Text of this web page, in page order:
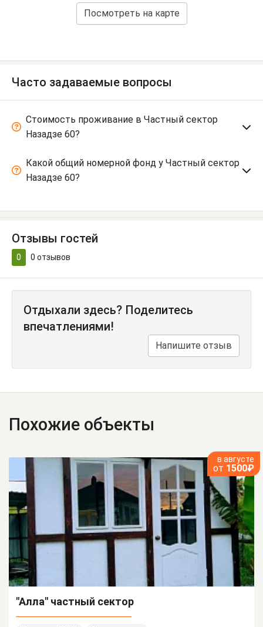
Посмотреть на карте
Часто задаваемые вопросы
Стоимость проживание в Частный сектор
Назадзе 60?
Какой общий номерной фонд у Частный сектор
Назадзе 60?
Отзывы гостей
0 0 отзывов
Отдыхали здесь? Поделитесь
впечатлениями!
Напишите отзыв
Похожие объекты
в августе
от 1500₽
"Алла" частный сектор